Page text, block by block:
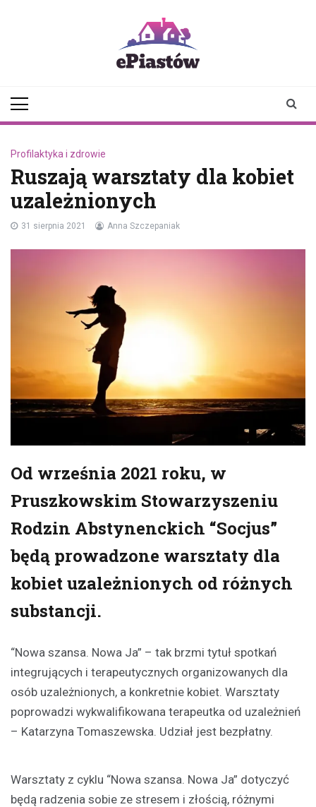
Profilaktyka i zdrowie
Ruszają warsztaty dla kobiet
uzależnionych
31 sierpnia 2021 Anna Szczepaniak
Od września 2021 roku, w
Pruszkowskim Stowarzyszeniu
Rodzin Abstynenckich “Socjus”
będą prowadzone warsztaty dla
kobiet uzależnionych od różnych
substancji.
“Nowa szansa. Nowa Ja” – tak brzmi tytuł spotkań
integrujących i terapeutycznych organizowanych dla
osób uzależnionych, a konkretnie kobiet. Warsztaty
poprowadzi wykwalifikowana terapeutka od uzależnień
– Katarzyna Tomaszewska. Udział jest bezpłatny.
Warsztaty z cyklu “Nowa szansa. Nowa Ja” dotyczyć
będą radzenia sobie ze stresem i złością, różnymi